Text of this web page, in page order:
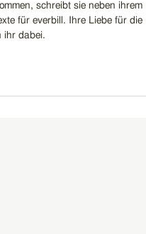
schreibt sie neben ihrem
für everbill. Ihre Liebe für die
ihr dabei.